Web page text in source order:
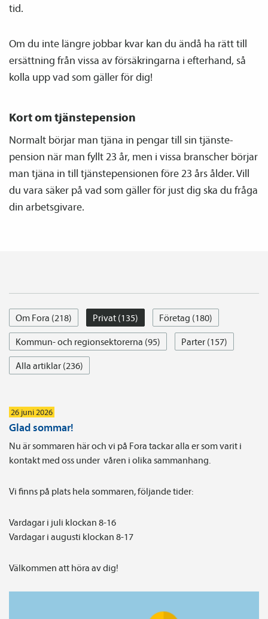
tid.
Om du inte längre jobbar kvar kan du ändå ha rätt till
ersättning från vissa av försäkringarna i efterhand, så
kolla upp vad som gäller för dig!
Kort om tjänste­pension
Normalt börjar man tjäna in pengar till sin tjänste­
pension när man fyllt 23 år, men i vissa branscher börjar
man tjäna in till tjänste­­pensionen före 23 års ålder. Vill
du vara säker på vad som gäller för just dig ska du fråga
din arbetsgivare.
Om Fora (218) Privat (135)
Företag (180)
Kommun- och regionsektorerna (95)
Parter (157)
Alla artiklar (236)
26 juni 2026
Glad sommar!
Nu är sommaren här och vi på Fora tackar alla er som varit i
kontakt med oss under våren i olika sammanhang.
Vi finns på plats hela sommaren, följande tider:
Vardagar i juli klockan 8-16
Vardagar i augusti klockan 8-17
Välkommen att höra av dig!